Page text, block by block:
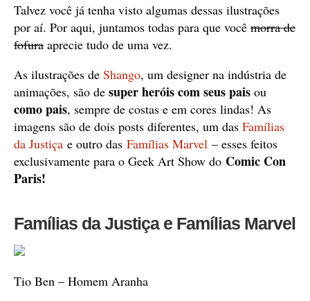
Talvez você já tenha visto algumas dessas ilustrações
por aí. Por aqui, juntamos todas para que você morra de
fofura aprecie tudo de uma vez.
As ilustrações de Shango, um designer na indústria de
animações, são de super heróis com seus pais ou
como pais, sempre de costas e em cores lindas! As
imagens são de dois posts diferentes, um das Famílias
da Justiça e outro das Famílias Marvel – esses feitos
exclusivamente para o Geek Art Show do Comic Con
Paris!
Famílias da Justiça e Famílias Marvel
Tio Ben – Homem Aranha